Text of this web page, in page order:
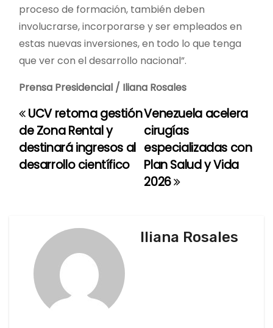
proceso de formación, también deben
involucrarse, incorporarse y ser empleados en
estas nuevas inversiones, en todo lo que tenga
que ver con el desarrollo nacional”.
Prensa Presidencial / Iliana Rosales
N
a
v
Venezuela acelera
cirugías
especializadas con
Plan Salud y Vida
2026
UCV retoma gestión
de Zona Rental y
destinará ingresos al
desarrollo científico
Iliana Rosales